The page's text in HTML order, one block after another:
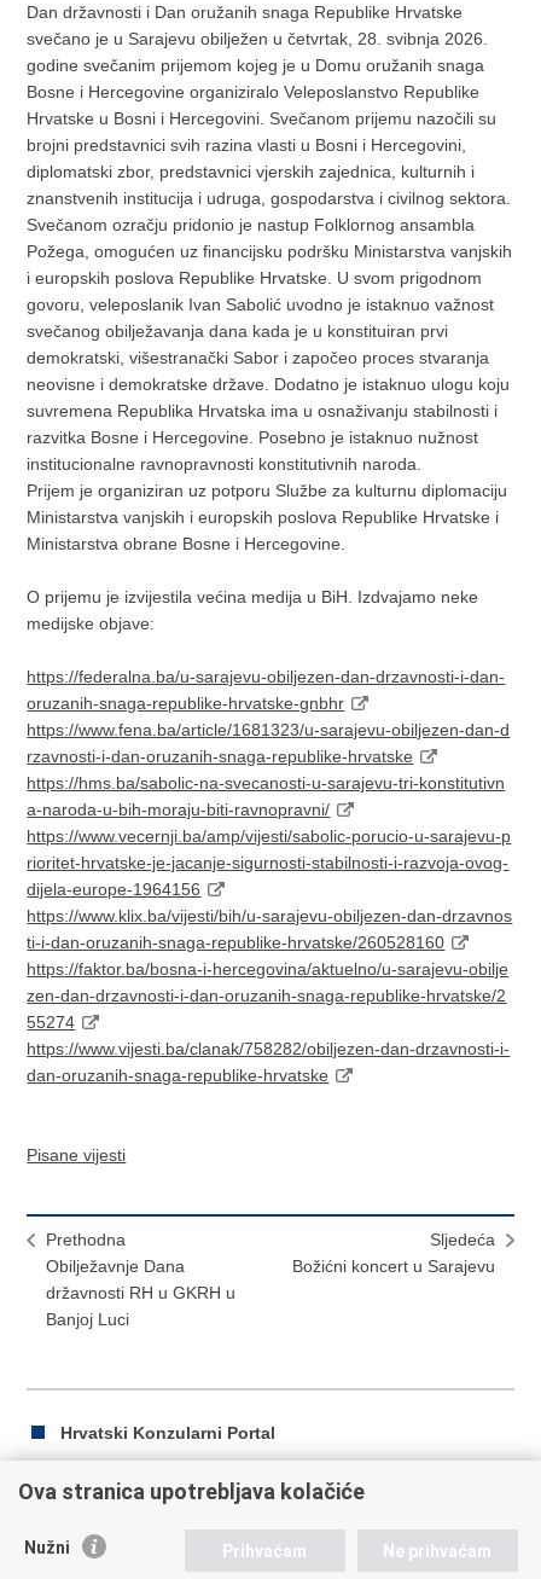
Dan državnosti i Dan oružanih snaga Republike Hrvatske
svečano je u Sarajevu obilježen u četvrtak, 28. svibnja 2026.
godine svečanim prijemom kojeg je u Domu oružanih snaga
Bosne i Hercegovine organiziralo Veleposlanstvo Republike
Hrvatske u Bosni i Hercegovini. Svečanom prijemu nazočili su
brojni predstavnici svih razina vlasti u Bosni i Hercegovini,
diplomatski zbor, predstavnici vjerskih zajednica, kulturnih i
znanstvenih institucija i udruga, gospodarstva i civilnog sektora.
Svečanom ozračju pridonio je nastup Folklornog ansambla
Požega, omogućen uz financijsku podršku Ministarstva vanjskih
i europskih poslova Republike Hrvatske. U svom prigodnom
govoru, veleposlanik Ivan Sabolić uvodno je istaknuo važnost
svečanog obilježavanja dana kada je u konstituiran prvi
demokratski, višestranački Sabor i započeo proces stvaranja
neovisne i demokratske države. Dodatno je istaknuo ulogu koju
suvremena Republika Hrvatska ima u osnaživanju stabilnosti i
razvitka Bosne i Hercegovine. Posebno je istaknuo nužnost
institucionalne ravnopravnosti konstitutivnih naroda.
Prijem je organiziran uz potporu Službe za kulturnu diplomaciju
Ministarstva vanjskih i europskih poslova Republike Hrvatske i
Ministarstva obrane Bosne i Hercegovine.
O prijemu je izvijestila većina medija u BiH. Izdvajamo neke
medijske objave:
https://federalna.ba/u-sarajevu-obiljezen-dan-drzavnosti-i-dan-
oruzanih-snaga-republike-hrvatske-gnbhr
https://www.fena.ba/article/1681323/u-sarajevu-obiljezen-dan-d
rzavnosti-i-dan-oruzanih-snaga-republike-hrvatske
https://hms.ba/sabolic-na-svecanosti-u-sarajevu-tri-konstitutivn
a-naroda-u-bih-moraju-biti-ravnopravni/
https://www.vecernji.ba/amp/vijesti/sabolic-porucio-u-sarajevu-p
rioritet-hrvatske-je-jacanje-sigurnosti-stabilnosti-i-razvoja-ovog-
dijela-europe-1964156
https://www.klix.ba/vijesti/bih/u-sarajevu-obiljezen-dan-drzavnos
ti-i-dan-oruzanih-snaga-republike-hrvatske/260528160
https://faktor.ba/bosna-i-hercegovina/aktuelno/u-sarajevu-obilje
zen-dan-drzavnosti-i-dan-oruzanih-snaga-republike-hrvatske/2
55274
https://www.vijesti.ba/clanak/758282/obiljezen-dan-drzavnosti-i-
dan-oruzanih-snaga-republike-hrvatske
Pisane vijesti
Prethodna
Obilježavnje Dana
državnosti RH u GKRH u
Banjoj Luci
Sljedeća
Božićni koncert u Sarajevu
Hrvatski Konzularni Portal
Ispiši
Podijeli
Ova stranica upotrebljava kolačiće
Nužni Prihvaćam Ne prihvaćam